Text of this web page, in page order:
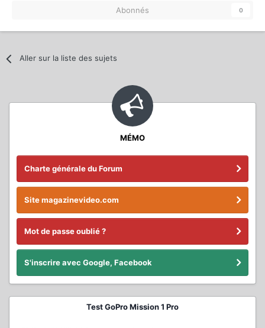
Abonnés 0
Aller sur la liste des sujets
MÉMO
Charte générale du Forum
Site magazinevideo.com
Mot de passe oublié ?
S'inscrire avec Google, Facebook
Test GoPro Mission 1 Pro